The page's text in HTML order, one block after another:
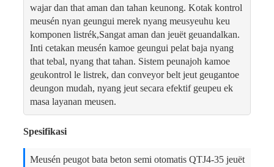
wajar dan that aman dan tahan keunong. Kotak kontrol
meusén nyan geungui merek nyang meusyeuhu keu
komponen listrék,Sangat aman dan jeuët geuandalkan.
Inti cetakan meusén kamoe geungui pelat baja nyang
that tebal, nyang that tahan. Sistem peunajoh kamoe
geukontrol le listrek, dan conveyor belt jeut geugantoe
deungon mudah, nyang jeut secara efektif geupeu ek
masa layanan meusen.
Spesifikasi
Meusén peugot bata beton semi otomatis QTJ4-35 jeuët